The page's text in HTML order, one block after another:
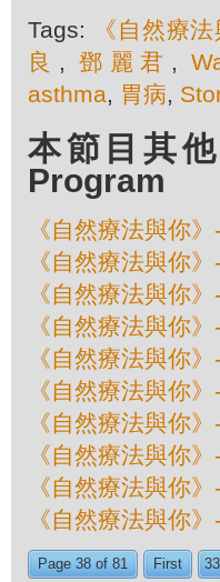
Tags:
《自然療
良 ,鄧麗君 ,
asthma, 胃病,
本節目其
Program
《自然療法與你
《自然療法與你
《自然療法與你
《自然療法與你
《自然療法與你
《自然療法與你
《自然療法與你
《自然療法與你
《自然療法與你
《自然療法與你
Page 38 of 81 First 33